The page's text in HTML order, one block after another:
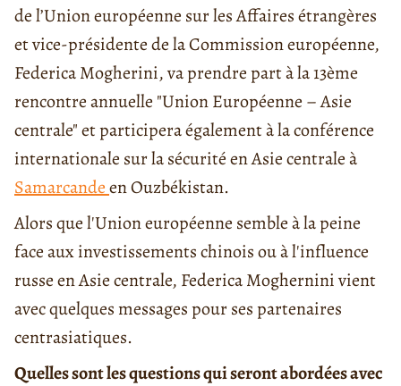
de l’Union européenne sur les Affaires étrangères
et vice-présidente de la Commission européenne,
Federica Mogherini, va prendre part à la 13ème
rencontre annuelle "Union Européenne – Asie
centrale" et participera également à la conférence
internationale sur la sécurité en Asie centrale à
Samarcandeen Ouzbékistan.
Alors que l'Union européenne semble à la peine
face aux investissements chinois ou à l'influence
russe en Asie centrale, Federica Moghernini vient
avec quelques messages pour ses partenaires
centrasiatiques.
Quelles sont les questions qui seront abordées avec